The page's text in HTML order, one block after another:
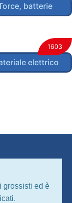
batterie
elettrico
1603
grossisti ed è